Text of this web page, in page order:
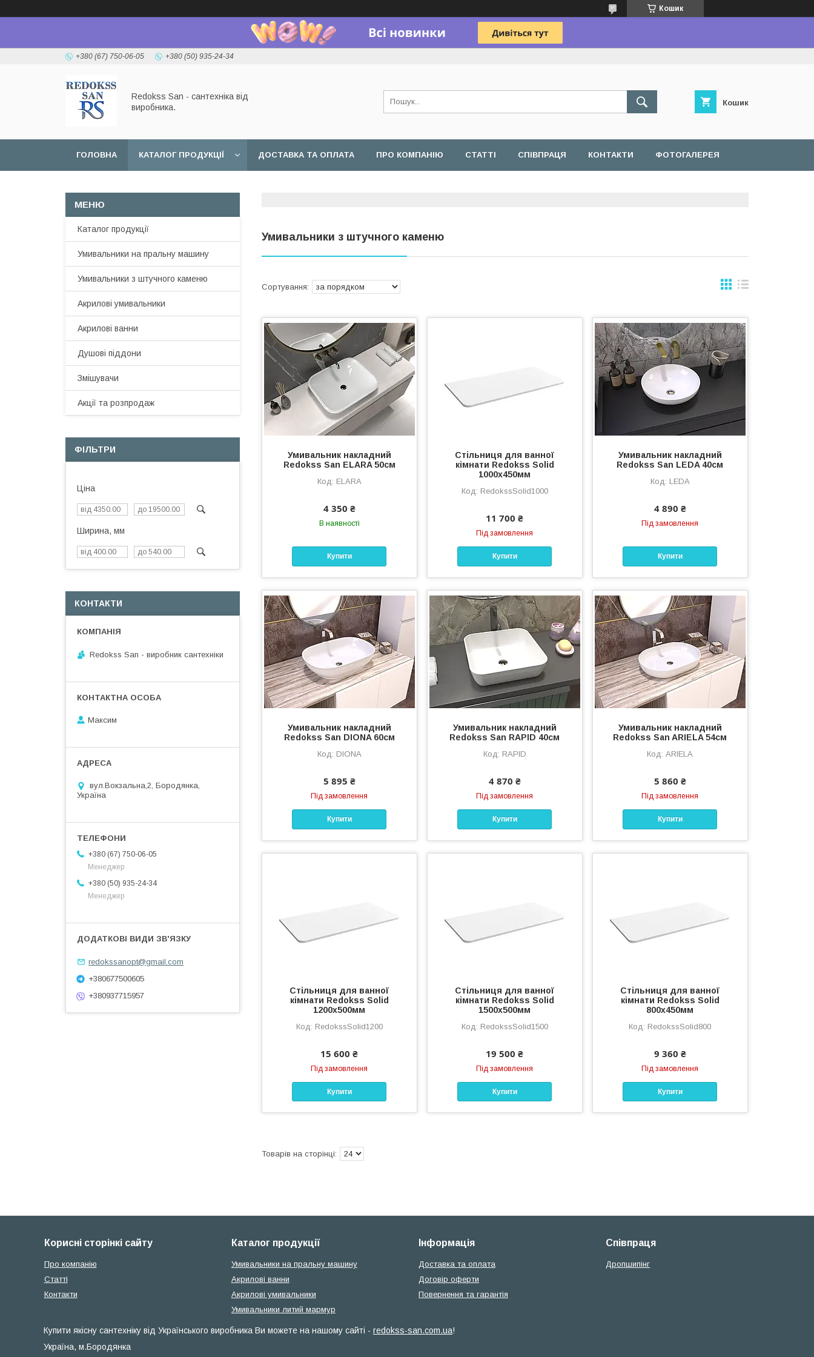
Кошик
+380 (67) 750-06-05 +380 (50) 935-24-34
Redokss San - сантехніка від
виробника.
Кошик
ГОЛОВНА КАТАЛОГ ПРОДУКЦІЇ ДОСТАВКА ТА ОПЛАТА ПРО КОМПАНІЮ СТАТТІ СПІВПРАЦЯ КОНТАКТИ ФОТОГАЛЕРЕЯ
Умивальники з штучного каменю
Умивальник накладний
Redokss San ELARA 50cм
ELARA
4 350 ₴
В наявності
Купити
Стільниця для ванної
кімнати Redokss Solid
1000x450мм
RedokssSolid1000
11 700 ₴
Під замовлення
Купити
Умивальник накладний
Redokss San LEDA 40cм
LEDA
4 890 ₴
Під замовлення
Купити
Умивальник накладний
Redokss San DIONA 60cм
DIONA
5 895 ₴
Під замовлення
Купити
Умивальник накладний
Redokss San RAPID 40cм
RAPID
4 870 ₴
Під замовлення
Купити
Умивальник накладний
Redokss San ARIELA 54cм
ARIELA
5 860 ₴
Під замовлення
Купити
Стільниця для ванної
кімнати Redokss Solid
1200x500мм
RedokssSolid1200
15 600 ₴
Під замовлення
Купити
Стільниця для ванної
кімнати Redokss Solid
1500x500мм
RedokssSolid1500
19 500 ₴
Під замовлення
Купити
Стільниця для ванної
кімнати Redokss Solid
800x450мм
RedokssSolid800
9 360 ₴
Під замовлення
Купити
Каталог продукції
Умивальники на пральну машину
Умивальники з штучного каменю
Акрилові умивальники
Акрилові ванни
Душові піддони
Змішувачи
Акції та розпродаж
ФІЛЬТРИ
Ціна
Ширина, мм
КОНТАКТИ
Redokss San - виробник сантехніки
Максим
вул.Вокзальна,2, Бородянка,
Україна
+380 (67) 750-06-05
Менеджер
+380 (50) 935-24-34
Менеджер
redokssanopt@gmail.com
+380677500605
+380937715957
Корисні сторінкі сайту
Про компанію
Статті
Контакти
Каталог продукції
Умивальники на пральну машину
Акрилові ванни
Акрилові умивальники
Умивальники литий мармур
Інформація
Доставка та оплата
Договір оферти
Повернення та гарантія
Співпраця
Дропшипінг
Купити якісну сантехніку від Українського виробника Ви можете на нашому сайті - redokss-san.com.ua!
Україна, м.Бородянка